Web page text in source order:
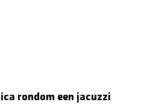
rondom een jacuzzi